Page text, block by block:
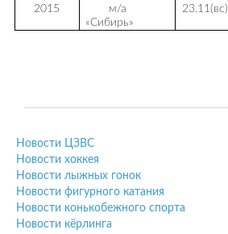
2015
м/а
«Сибирь»
23.11(вс)
Новости ЦЗВС
Новости хоккея
Новости лыжных гонок
Новости фигурного катания
Новости конькобежного спорта
Новости кёрлинга